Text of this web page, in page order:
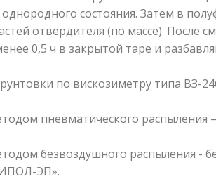
состояния. Затем в
отвердителя (по массе).
0,5 ч в закрытой таре и
по вискозиметру типа ВЗ-
пневматического распыления –
безвоздушного распыления -
ЭП».